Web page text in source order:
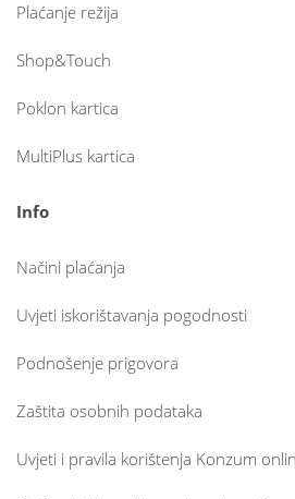
Plaćanje režija
Shop&Touch
Poklon kartica
MultiPlus kartica
Info
Načini plaćanja
Uvjeti iskorištavanja pogodnosti
Podnošenje prigovora
Zaštita osobnih podataka
Uvjeti i pravila korištenja Konzum